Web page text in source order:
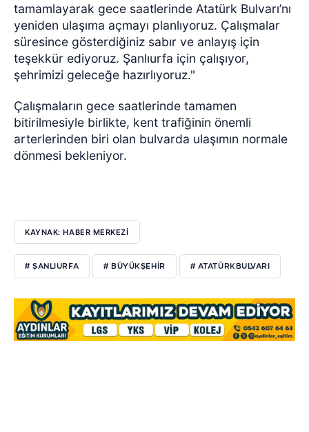
tamamlayarak gece saatlerinde Atatürk Bulvarı’nı
yeniden ulaşıma açmayı planlıyoruz. Çalışmalar
süresince gösterdiğiniz sabır ve anlayış için
teşekkür ediyoruz. Şanlıurfa için çalışıyor,
şehrimizi geleceğe hazırlıyoruz."
Çalışmaların gece saatlerinde tamamen
bitirilmesiyle birlikte, kent trafiğinin önemli
arterlerinden biri olan bulvarda ulaşımın normale
dönmesi bekleniyor.
KAYNAK: HABER MERKEZİ
# ŞANLIURFA # BÜYÜKŞEHIR # ATATÜRKBULVARI